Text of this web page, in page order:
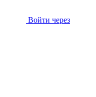
Войти через